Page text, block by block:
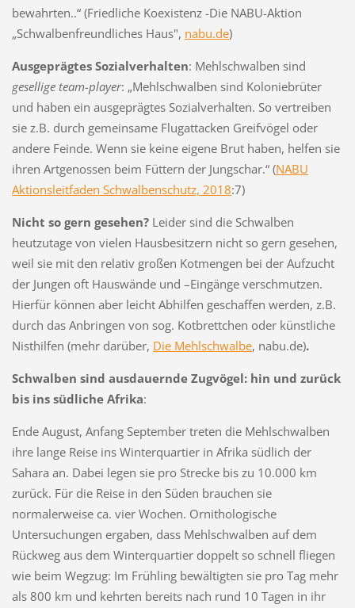
bewahrten..“ (Friedliche Koexistenz -Die NABU-Aktion
„Schwalbenfreundliches Haus", nabu.de)
Ausgeprägtes Sozialverhalten: Mehlschwalben sind
gesellige team-player: „Mehlschwalben sind Koloniebrüter
und haben ein ausgeprägtes Sozialverhalten. So vertreiben
sie z.B. durch gemeinsame Flugattacken Greifvögel oder
andere Feinde. Wenn sie keine eigene Brut haben, helfen sie
ihren Artgenossen beim Füttern der Jungschar.“ (NABU
Aktionsleitfaden Schwalbenschutz, 2018:7)
Nicht so gern gesehen?Leider sind die Schwalben
heutzutage von vielen Hausbesitzern nicht so gern gesehen,
weil sie mit den relativ großen Kotmengen bei der Aufzucht
der Jungen oft Hauswände und –Eingänge verschmutzen.
Hierfür können aber leicht Abhilfen geschaffen werden, z.B.
durch das Anbringen von sog. Kotbrettchen oder künstliche
Nisthilfen (mehr darüber, Die Mehlschwalbe, nabu.de).
Schwalben sind ausdauernde Zugvögel: hin und zurück
bis ins südliche Afrika:
Ende August, Anfang September treten die Mehlschwalben
ihre lange Reise ins Winterquartier in Afrika südlich der
Sahara an. Dabei legen sie pro Strecke bis zu 10.000 km
zurück. Für die Reise in den Süden brauchen sie
normalerweise ca. vier Wochen. Ornithologische
Untersuchungen ergaben, dass Mehlschwalben auf dem
Rückweg aus dem Winterquartier doppelt so schnell fliegen
wie beim Wegzug: Im Frühling bewältigten sie pro Tag mehr
als 800 km und kehrten bereits nach rund 10 Tagen in ihr